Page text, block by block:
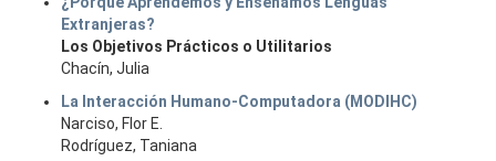
Extranjeras?
Los Objetivos Prácticos o Utilitarios
Chacín, Julia
La Interacción Humano-Computadora (MODIHC)
Narciso, Flor E.
Rodríguez, Taniana